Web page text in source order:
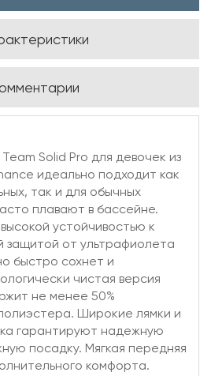
Solid Pro для девочек из
идеально подходит как
так и для обычных
плавают в бассейне.
устойчивостью к
защитой от ультрафиолета
быстро сохнет и
чистая версия
не менее 50%
Широкие лямки и
гарантируют надежную
посадку. Мягкая передняя
комфорта.